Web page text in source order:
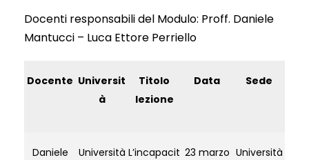
Docenti responsabili del Modulo: Proff. Daniele
Mantucci – Luca Ettore Perriello
Docente Universit
à
Titolo
lezione
Data Sede
Daniele
Università L’incapacit 23 marzo Università